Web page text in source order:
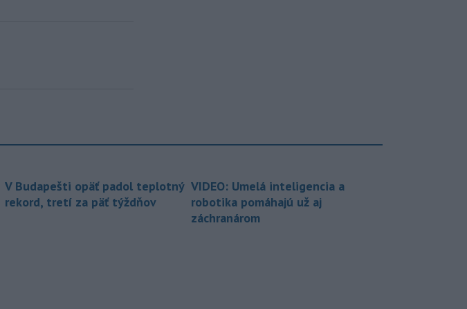
V Budapešti opäť padol teplotný
rekord, tretí za päť týždňov
VIDEO: Umelá inteligencia a
robotika pomáhajú už aj
záchranárom